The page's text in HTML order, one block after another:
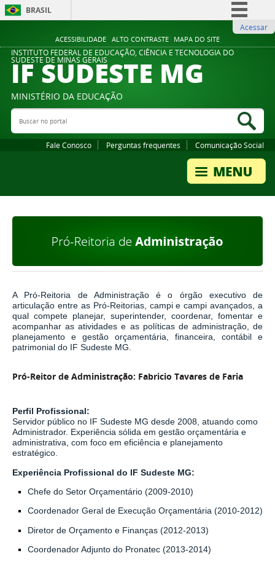
ACESSIBILIDADE ALTO CONTRASTE MAPA DO SITE
BRASIL
Comunica BR
Participe
Legislação
Acessar
INSTITUTO FEDERAL DE EDUCAÇÃO, CIÊNCIA E TECNOLOGIA DO
SUDESTE DE MINAS GERAIS
IF SUDESTE MG
MINISTÉRIO DA EDUCAÇÃO
Buscar no portal
Fale Conosco Perguntas frequentes Comunicação Social
A Pró-Reitoria de Administração é o órgão executivo de
articulação entre as Pró-Reitorias, campi e campi avançados, a
qual compete planejar, superintender, coordenar, fomentar e
acompanhar as atividades e as políticas de administração, de
planejamento e gestão orçamentária, financeira, contábil e
patrimonial do IF Sudeste MG.
Pró-Reitor de Administração: Fabricio Tavares de Faria
Perfil Profissional:
Servidor público no IF Sudeste MG desde 2008, atuando como
Administrador. Experiência sólida em gestão orçamentária e
administrativa, com foco em eficiência e planejamento
estratégico.
Experiência Profissional do IF Sudeste MG:
Chefe do Setor Orçamentário(2009-2010)
Coordenador Geral de Execução Orçamentária(2010-2012)
Diretor de Orçamento e Finanças(2012-2013)
Coordenador Adjunto do Pronatec(2013-2014)